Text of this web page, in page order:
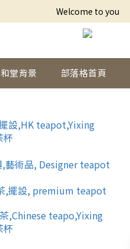
Welcome to you
堂背景 部落格首頁